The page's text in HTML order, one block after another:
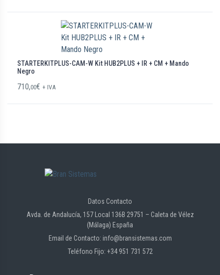
STARTERKITPLUS-CAM-W Kit HUB2PLUS + IR + CM + Mando
Negro
710,00€ + IVA
Datos Contacto
Avda. de Andalucía, 157 Local 136B 29751 – Caleta de Vélez
(Málaga) España
Email de Contacto: info@bransistemas.com
Teléfono Fijo: +34 951 731 572